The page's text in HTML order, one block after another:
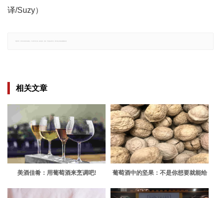
译/Suzy）
相关文章
美酒佳肴：用葡萄酒来烹调吧! 葡萄酒中的坚果：不是你想要就能给